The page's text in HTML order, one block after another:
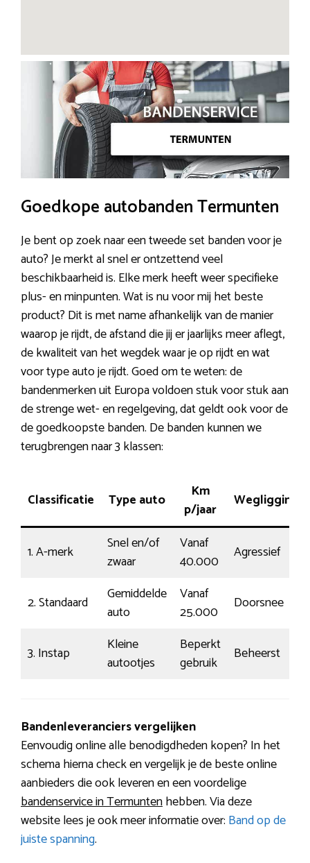
Goedkope autobanden Termunten
Je bent op zoek naar een tweede set banden voor je
auto? Je merkt al snel er ontzettend veel
beschikbaarheid is. Elke merk heeft weer specifieke
plus- en minpunten. Wat is nu voor mij het beste
product? Dit is met name afhankelijk van de manier
waarop je rijdt, de afstand die jij er jaarlijks meer aflegt,
de kwaliteit van het wegdek waar je op rijdt en wat
voor type auto je rijdt. Goed om te weten: de
bandenmerken uit Europa voldoen stuk voor stuk aan
de strenge wet- en regelgeving, dat geldt ook voor de
de goedkoopste banden. De banden kunnen we
terugbrengen naar 3 klassen:
Classificatie Type auto
Km
p/jaar
Wegligging
1. A-merk
Snel en/of
zwaar
Vanaf
40.000
Agressief
2. Standaard
Gemiddelde
auto
Vanaf
25.000
Doorsnee
3. Instap
Kleine
autootjes
Beperkt
gebruik
Beheerst
Bandenleveranciers vergelijken
Eenvoudig online alle benodigdheden kopen? In het
schema hierna check en vergelijk je de beste online
aanbieders die ook leveren en een voordelige
bandenservice in Termuntenhebben. Via deze
website lees je ook meer informatie over: Band op de
juiste spanning.